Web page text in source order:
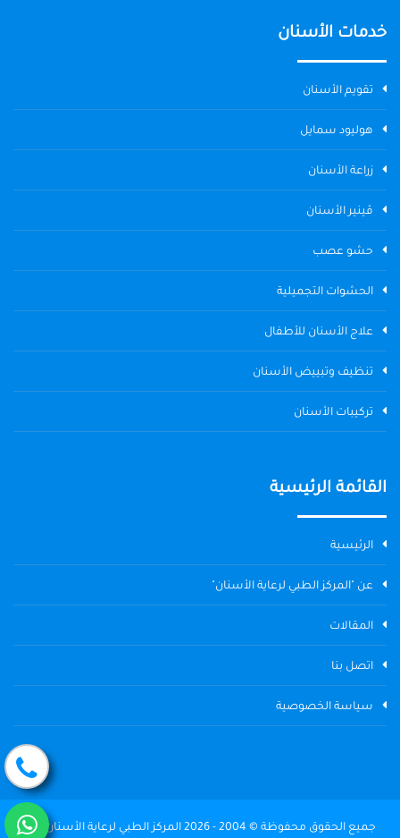
خدمات الأسنان
تقويم الأسنان
هوليود سمايل
زراعة الأسنان
ڤينير الأسنان
حشو عصب
الحشوات التجميلية
علاج الأسنان للأطفال
تنظيف وتبييض الأسنان
تركيبات الأسنان
القائمة الرئيسية
الرئيسية
عن "المركز الطبي لرعاية الأسنان"
المقالات
اتصل بنا
سياسة الخصوصية
جميع الحقوق محفوظة © 2004 - 2026 المركز الطبي لرعاية الأسنان The